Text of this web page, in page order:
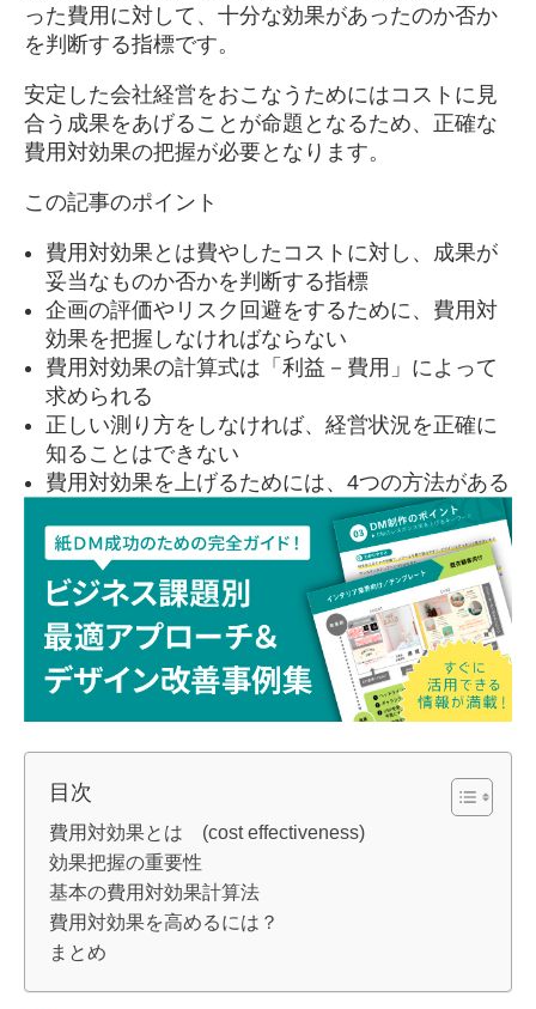
った費用に対して、十分な効果があったのか否か
を判断する指標です。
安定した会社経営をおこなうためにはコストに見
合う成果をあげることが命題となるため、正確な
費用対効果の把握が必要となります。
この記事のポイント
費用対効果とは費やしたコストに対し、成果が
妥当なものか否かを判断する指標
企画の評価やリスク回避をするために、費用対
効果を把握しなければならない
費用対効果の計算式は「利益－費用」によって
求められる
正しい測り方をしなければ、経営状況を正確に
知ることはできない
費用対効果を上げるためには、4つの方法がある
目次
費用対効果とは (cost effectiveness)
効果把握の重要性
基本の費用対効果計算法
費用対効果を高めるには？
まとめ